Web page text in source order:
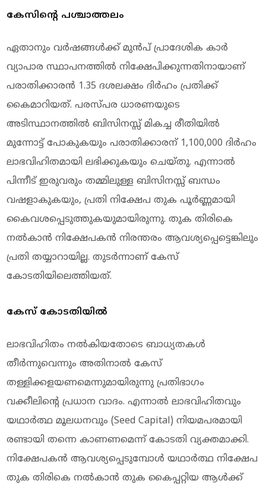
കേസിന്റെ പശ്ചാത്തലം
ഏതാനും വർഷങ്ങൾക്ക് മുൻപ് പ്രാദേശിക കാർ
വ്യാപാര സ്ഥാപനത്തിൽ നിക്ഷേപിക്കുന്നതിനായാണ്
പരാതിക്കാരൻ 1.35 ദശലക്ഷം ദിർഹം പ്രതിക്ക്
കൈമാറിയത്. പരസ്പര ധാരണയുടെ
അടിസ്ഥാനത്തിൽ ബിസിനസ്സ് മികച്ച രീതിയിൽ
മുന്നോട്ട് പോകുകയും പരാതിക്കാരന് 1,100,000 ദിർഹം
ലാഭവിഹിതമായി ലഭിക്കുകയും ചെയ്തു. എന്നാൽ
പിന്നീട് ഇരുവരും തമ്മിലുള്ള ബിസിനസ്സ് ബന്ധം
വഷളാകുകയും, പ്രതി നിക്ഷേപ തുക പൂർണ്ണമായി
കൈവശപ്പെടുത്തുകയുമായിരുന്നു. തുക തിരികെ
നൽകാൻ നിക്ഷേപകൻ നിരന്തരം ആവശ്യപ്പെട്ടെങ്കിലും
പ്രതി തയ്യാറായില്ല. തുടർന്നാണ് കേസ്
കോടതിയിലെത്തിയത്.
കേസ് കോടതിയില്‍
ലാഭവിഹിതം നൽകിയതോടെ ബാധ്യതകൾ
തീർന്നുവെന്നും അതിനാൽ കേസ്
തള്ളിക്കളയണമെന്നുമായിരുന്നു പ്രതിഭാഗം
വക്കീലിന്റെ പ്രധാന വാദം. എന്നാൽ ലാഭവിഹിതവും
യഥാർത്ഥ മൂലധനവും (Seed Capital) നിയമപരമായി
രണ്ടായി തന്നെ കാണണമെന്ന് കോടതി വ്യക്തമാക്കി.
നിക്ഷേപകൻ ആവശ്യപ്പെടുമ്പോൾ യഥാർത്ഥ നിക്ഷേപ
തുക തിരികെ നൽകാൻ തുക കൈപ്പറ്റിയ ആൾക്ക്